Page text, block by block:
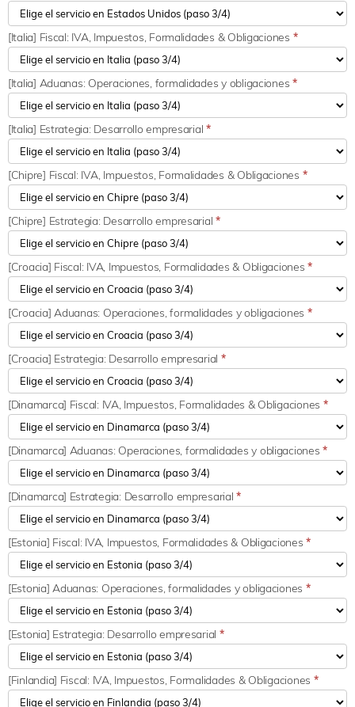
[Italia] Fiscal: IVA, Impuestos, Formalidades & Obligaciones *
[Italia] Aduanas: Operaciones, formalidades y obligaciones*
[Italia] Estrategia: Desarrollo empresarial*
[Chipre] Fiscal: IVA, Impuestos, Formalidades & Obligaciones *
[Chipre] Estrategia: Desarrollo empresarial*
[Croacia] Fiscal: IVA, Impuestos, Formalidades & Obligaciones*
[Croacia] Aduanas: Operaciones, formalidades y obligaciones *
[Croacia] Estrategia: Desarrollo empresarial *
[Dinamarca] Fiscal: IVA, Impuestos, Formalidades & Obligaciones *
[Dinamarca] Aduanas: Operaciones, formalidades y obligaciones*
[Dinamarca] Estrategia: Desarrollo empresarial*
[Estonia] Fiscal: IVA, Impuestos, Formalidades & Obligaciones*
[Estonia] Aduanas: Operaciones, formalidades y obligaciones *
[Estonia] Estrategia: Desarrollo empresarial *
[Finlandia] Fiscal: IVA, Impuestos, Formalidades & Obligaciones *